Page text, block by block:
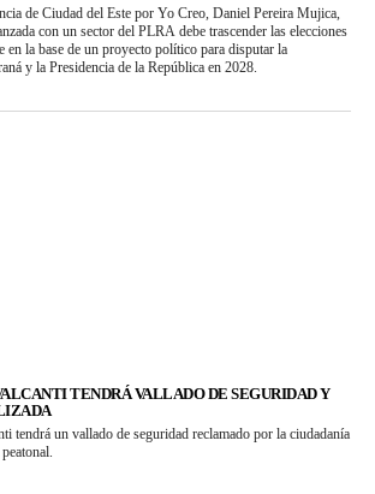
de Ciudad del Este por Yo Creo, Daniel Pereira Mujica,
con un sector del PLRA debe trascender las elecciones
en la base de un proyecto político para disputar la
y la Presidencia de la República en 2028.
TENDRÁ VALLADO DE SEGURIDAD Y
tendrá un vallado de seguridad reclamado por la ciudadanía